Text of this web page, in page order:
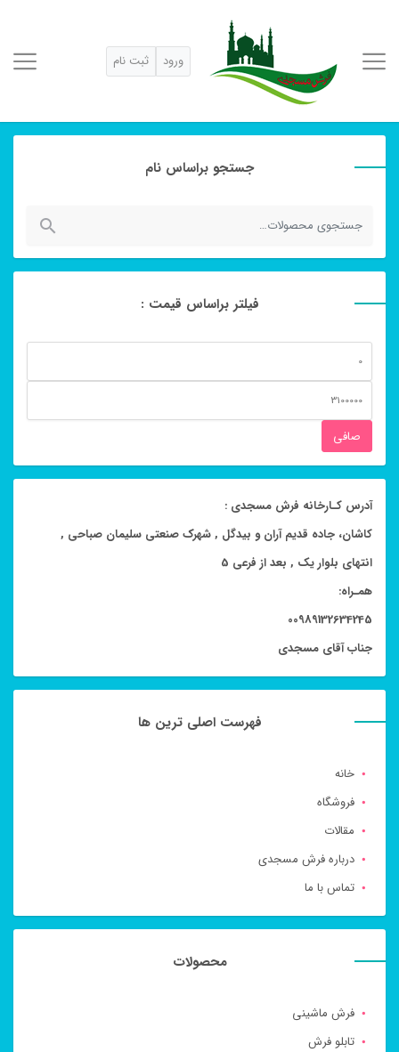
ورود ثبت نام
جستجو براساس نام
جستجو
فیلتر براساس قیمت :
قیمت
قيمت
صافی
آدرس کـارخانه فرش مسجدی :
کاشان، جاده قدیم آران و بیدگل , شهرک صنعتی سلیمان صباحی ,
انتهای بلوار یک , بعد از فرعی 5
همـراه:
00989132634245
جناب آقای مسجدی
فهرست اصلی ترین ها
خانه
فروشگاه
مقالات
درباره فرش مسجدی
تماس با ما
محصولات
فرش ماشینی
تابلو فرش